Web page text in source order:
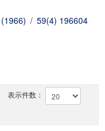
ラム市民社会ガバナンス
/ 59(4) 196604
表示件数：